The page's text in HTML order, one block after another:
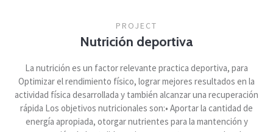
PROJECT
Nutrición deportiva
La nutrición es un factor relevante practica deportiva, para
Optimizar el rendimiento físico, lograr mejores resultados en la
actividad física desarrollada y también alcanzar una recuperación
rápida Los objetivos nutricionales son:• Aportar la cantidad de
energía apropiada, otorgar nutrientes para la mantención y